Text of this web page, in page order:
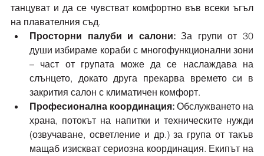
танцуват и да се чувстват комфортно във всеки ъгъл
на плавателния съд.
Просторни палуби и салони: За групи от 30
души избираме кораби с многофункционални зони
– част от групата може да се наслаждава на
слънцето, докато друга прекарва времето си в
закрития салон с климатичен комфорт.
Професионална координация: Обслужването на
храна, потокът на напитки и техническите нужди
(озвучаване, осветление и др.) за група от такъв